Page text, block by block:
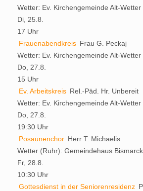
Wetter: Ev. Kirchengemeinde Alt-
Di, 25.8.
17 Uhr
Frauenabendkreis Frau G. Peckaj
Wetter: Ev. Kirchengemeinde Alt-
Do, 27.8.
15 Uhr
Ev. Arbeitskreis Rel.-Päd. Hr. Unbereit
Wetter: Ev. Kirchengemeinde Alt-
Do, 27.8.
19:30 Uhr
Posaunenchor Herr T. Michaelis
Wetter (Ruhr): Gemeindehaus
Fr, 28.8.
10:30 Uhr
Gottesdienst in der Seniorenresidenz